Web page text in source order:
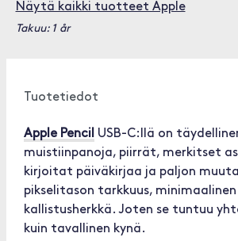
Näytä kaikki tuotteet Apple
Takuu: 1 år
Tuotetiedot
Apple Pencil USB-C:llä on
muistiinpanoja, piirrät, merkitset
kirjoitat päiväkirjaa ja paljon
pikselitason tarkkuus, minimaalinen
kallistusherkkä. Joten se tuntuu
kuin tavallinen kynä.